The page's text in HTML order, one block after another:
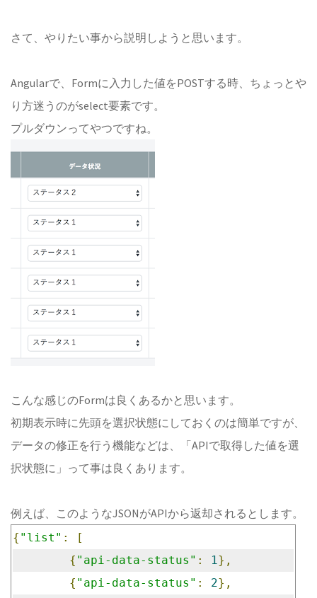
さて、やりたい事から説明しようと思います。
Angularで、Formに入力した値をPOSTする時、ちょっとや
り方迷うのがselect要素です。
プルダウンってやつですね。
こんな感じのFormは良くあるかと思います。
初期表示時に先頭を選択状態にしておくのは簡単ですが、
データの修正を行う機能などは、「APIで取得した値を選
択状態に」って事は良くあります。
例えば、このようなJSONがAPIから返却されるとします。
{ "list" :
[
{ "api-data-status" : 1},
{ "api-data-status" : 2},